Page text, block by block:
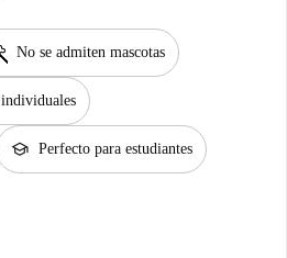
No se admiten mascotas
individuales
school Perfecto para estudiantes